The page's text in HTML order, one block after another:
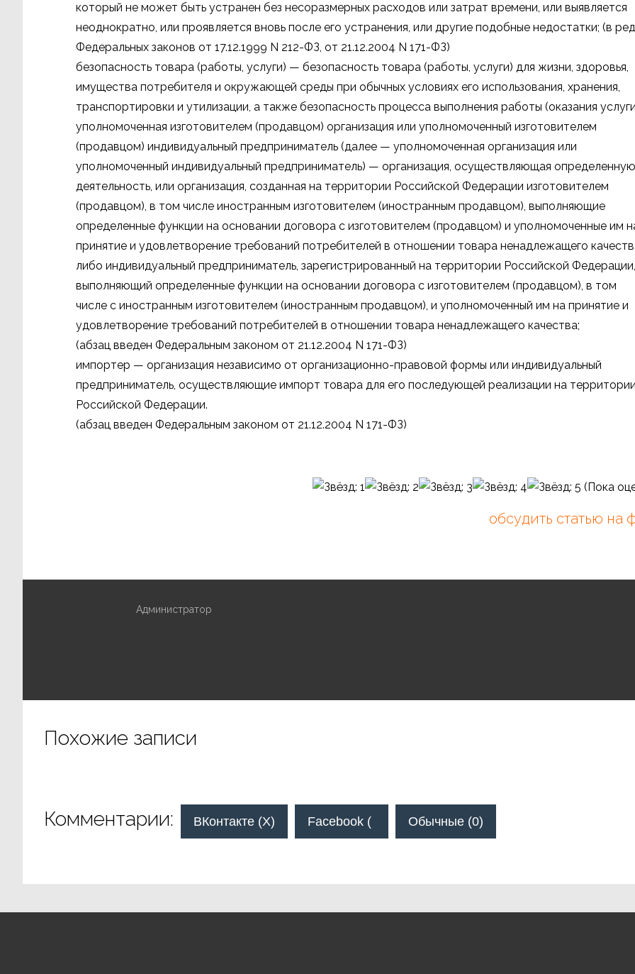
который не может быть устранен без несоразмерных расходов или затрат времени, или выявляется
неоднократно, или проявляется вновь после его устранения, или другие подобные недостатки; (в
Федеральных законов от 17.12.1999 N 212-ФЗ, от 21.12.2004 N 171-ФЗ)
безопасность товара (работы, услуги) — безопасность товара (работы, услуги) для жизни, здоровья,
имущества потребителя и окружающей среды при обычных условиях его использования, хранения,
транспортировки и утилизации, а также безопасность процесса выполнения работы (оказания
уполномоченная изготовителем (продавцом) организация или уполномоченный изготовителем
(продавцом) индивидуальный предприниматель (далее — уполномоченная организация или
уполномоченный индивидуальный предприниматель) — организация, осуществляющая определенную
деятельность, или организация, созданная на территории Российской Федерации изготовителем
(продавцом), в том числе иностранным изготовителем (иностранным продавцом), выполняющие
определенные функции на основании договора с изготовителем (продавцом) и уполномоченные им
принятие и удовлетворение требований потребителей в отношении товара ненадлежащего
либо индивидуальный предприниматель, зарегистрированный на территории Российской Федерации,
выполняющий определенные функции на основании договора с изготовителем (продавцом), в том
числе с иностранным изготовителем (иностранным продавцом), и уполномоченный им на принятие и
удовлетворение требований потребителей в отношении товара ненадлежащего качества;
(абзац введен Федеральным законом от 21.12.2004 N 171-ФЗ)
импортер — организация независимо от организационно-правовой формы или индивидуальный
предприниматель, осуществляющие импорт товара для его последующей реализации на территории
Российской Федерации.
(абзац введен Федеральным законом от 21.12.2004 N 171-ФЗ)
(Пока
обсудить статью на
Администратор
Похожие записи
Комментарии: ВКонтакте (X) Facebook ( )
Обычные (0)